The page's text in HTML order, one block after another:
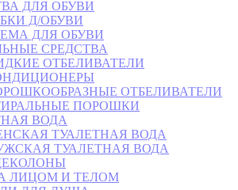
ДЛЯ ОБУВИ
Д/ОБУВИ
ДЛЯ ОБУВИ
СРЕДСТВА
ОТБЕЛИВАТЕЛИ
ОТБЕЛИВАТЕЛИ
ПОРОШКИ
ВОДА
ТУАЛЕТНАЯ ВОДА
ТУАЛЕТНАЯ ВОДА
ЛИЦОМ И ТЕЛОМ